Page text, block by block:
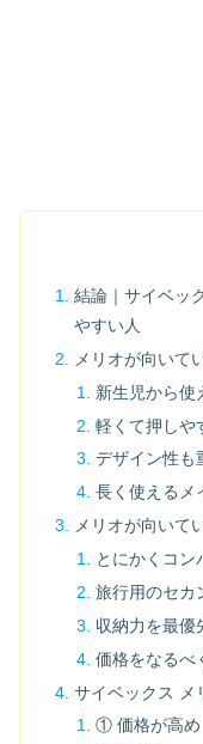
結論｜サイベッ
やすい人
メリオが向いて
新生児から使
軽くて押しや
デザイン性も
長く使えるメ
メリオが向いて
とにかくコン
旅行用のセカ
収納力を最優
価格をなるべ
サイベックス メ
① 価格が高め